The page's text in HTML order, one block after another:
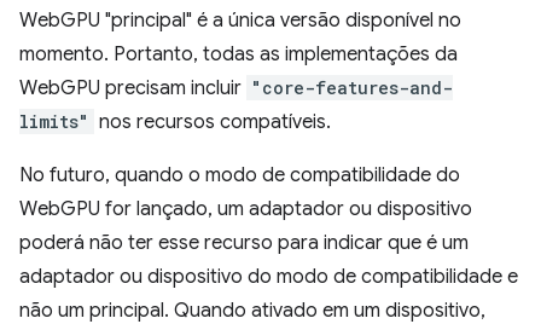
WebGPU "principal" é a única versão disponível no
momento. Portanto, todas as implementações da
WebGPU precisam incluir "core-features-and-
limits" nos recursos compatíveis.
No futuro, quando o modo de compatibilidade do
WebGPU for lançado, um adaptador ou dispositivo
poderá não ter esse recurso para indicar que é um
adaptador ou dispositivo do modo de compatibilidade e
não um principal. Quando ativado em um dispositivo,